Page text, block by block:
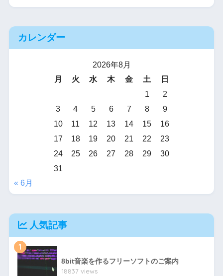
カレンダー
2026年8月
月
火 水 木 金 土
日
1
2
3
4 5 6 7 8
9
10
11 12 13 14 15
16
17
18 19 20 21 22
23
24
25 26 27 28 29
30
31
« 6月
人気記事
1
8bit音楽を作るフリーソフトのご案内
18837 views